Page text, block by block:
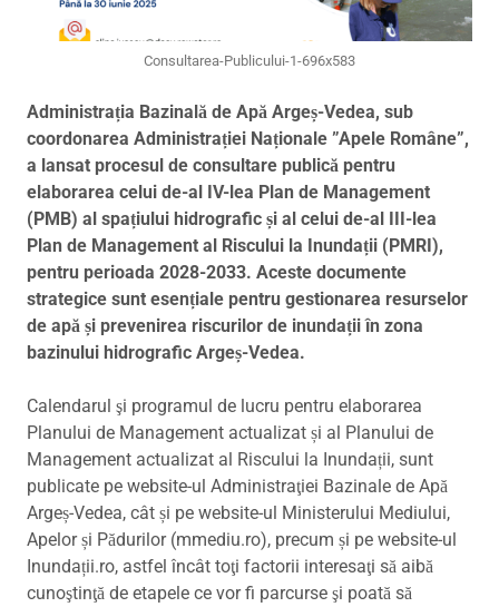
Consultarea-Publicului-1-696x583
Administrația Bazinală de Apă Argeș-Vedea, sub
coordonarea Administrației Naționale ”Apele Române”,
a lansat procesul de consultare publică pentru
elaborarea celui de-al IV-lea Plan de Management
(PMB) al spațiului hidrografic și al celui de-al III-lea
Plan de Management al Riscului la Inundații (PMRI),
pentru perioada 2028-2033. Aceste documente
strategice sunt esențiale pentru gestionarea resurselor
de apă și prevenirea riscurilor de inundații în zona
bazinului hidrografic Argeș-Vedea.
Calendarul şi programul de lucru pentru elaborarea
Planului de Management actualizat și al Planului de
Management actualizat al Riscului la Inundații, sunt
publicate pe website-ul Administraţiei Bazinale de Apă
Argeș-Vedea, cât și pe website-ul Ministerului Mediului,
Apelor și Pădurilor (mmediu.ro), precum și pe website-ul
Inundații.ro, astfel încât toţi factorii interesaţi să aibă
cunoştinţă de etapele ce vor fi parcurse şi poată să